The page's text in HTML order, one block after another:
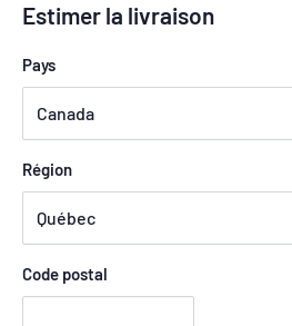
Estimer la livraison
Pays
Région
Code postal